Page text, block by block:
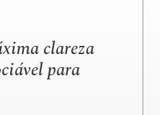
clareza
para